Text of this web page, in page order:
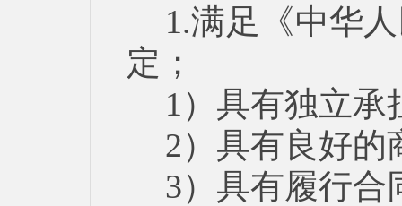
1.满足《中华
定；
1）具有独立承
2）具有良好的
3）具有履行合